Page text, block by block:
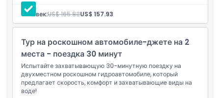
Основные моменты
Политика в отношении детей и взрослых
Исключения
Человек:US$ 165.83US$ 157.93
Тур на роскошном автомобиле-джете на 2
места - поездка 30 минут
Испытайте захватывающую 30-минутную поездку на
двухместном роскошном гидроавтомобиле, который
предлагает скорость, комфорт и захватывающие виды на
воде!